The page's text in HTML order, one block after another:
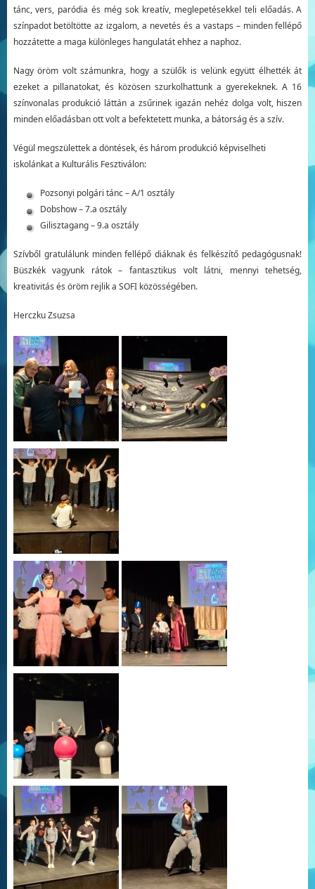
tánc, vers, paródia és még sok kreatív, meglepetésekkel teli előadás. A
színpadot betöltötte az izgalom, a nevetés és a vastaps – minden fellépő
hozzátette a maga különleges hangulatát ehhez a naphoz.
Nagy öröm volt számunkra, hogy a szülők is velünk együtt élhették át
ezeket a pillanatokat, és közösen szurkolhattunk a gyerekeknek. A 16
színvonalas produkció láttán a zsűrinek igazán nehéz dolga volt, hiszen
minden előadásban ott volt a befektetett munka, a bátorság és a szív.
Végül megszülettek a döntések, és három produkció képviselheti
iskolánkat a Kulturális Fesztiválon:
Pozsonyi polgári tánc – A/1 osztály
Dobshow – 7.a osztály
Gilisztagang – 9.a osztály
Szívből gratulálunk minden fellépő diáknak és felkészítő pedagógusnak!
Büszkék vagyunk rátok – fantasztikus volt látni, mennyi tehetség,
kreativitás és öröm rejlik a SOFI közösségében.
Herczku Zsuzsa